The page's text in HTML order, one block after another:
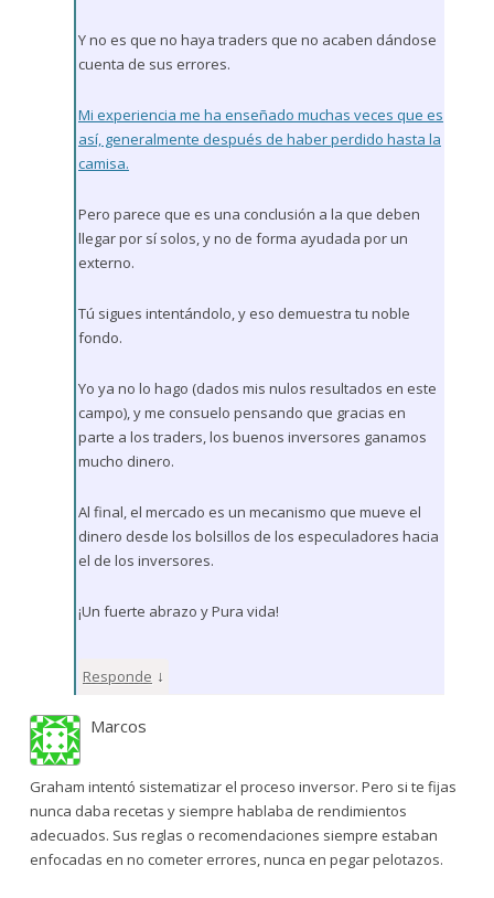
Y no es que no haya traders que no acaben dándose
cuenta de sus errores.
Mi experiencia me ha enseñado muchas veces que es
así, generalmente después de haber perdido hasta la
camisa.
Pero parece que es una conclusión a la que deben
llegar por sí solos, y no de forma ayudada por un
externo.
Tú sigues intentándolo, y eso demuestra tu noble
fondo.
Yo ya no lo hago (dados mis nulos resultados en este
campo), y me consuelo pensando que gracias en
parte a los traders, los buenos inversores ganamos
mucho dinero.
Al final, el mercado es un mecanismo que mueve el
dinero desde los bolsillos de los especuladores hacia
el de los inversores.
¡Un fuerte abrazo y Pura vida!
Responde ↓
Marcos
Graham intentó sistematizar el proceso inversor. Pero si te fijas
nunca daba recetas y siempre hablaba de rendimientos
adecuados. Sus reglas o recomendaciones siempre estaban
enfocadas en no cometer errores, nunca en pegar pelotazos.